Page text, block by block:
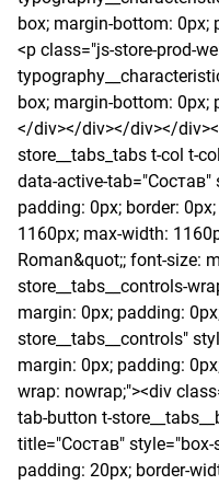
box; margin-bottom: 0px;
<p class="js-store-prod-
box; margin-bottom: 0px;
</div></div></div></
store__tabs_tabs t-col t-
data-active-
padding: 0px; border:
1160px; max-width:
Roman&quot;; font-size:
store__tabs__controls-
margin: 0px; padding:
store__tabs__controls"
margin: 0px; padding:
wrap: nowrap;"><div
tab-button t-
title="Состав"
padding: 20px; border-